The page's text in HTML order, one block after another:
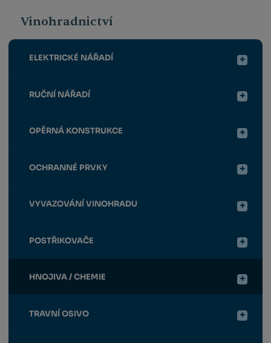
Vinohradnictví
ELEKTRICKÉ NÁŘADÍ
RUČNÍ NÁŘADÍ
OPĚRNÁ KONSTRUKCE
OCHRANNÉ PRVKY
VYVAZOVÁNÍ VINOHRADU
POSTŘIKOVAČE
HNOJIVA / CHEMIE
TRAVNÍ OSIVO